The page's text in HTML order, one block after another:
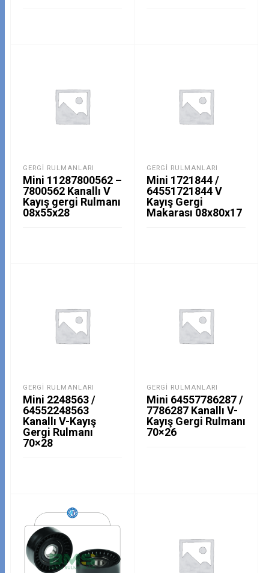
GERGI RULMANLARI
Mini 11287800562 –
7800562 Kanallı V
Kayış gergi Rulmanı
08x55x28
GERGI RULMANLARI
Mini 1721844 /
64551721844 V
Kayış Gergi
Makarası 08x80x17
GERGI RULMANLARI
Mini 2248563 /
64552248563
Kanallı V-Kayış
Gergi Rulmanı
70×28
GERGI RULMANLARI
Mini 64557786287 /
7786287 Kanallı V-
Kayış Gergi Rulmanı
70×26